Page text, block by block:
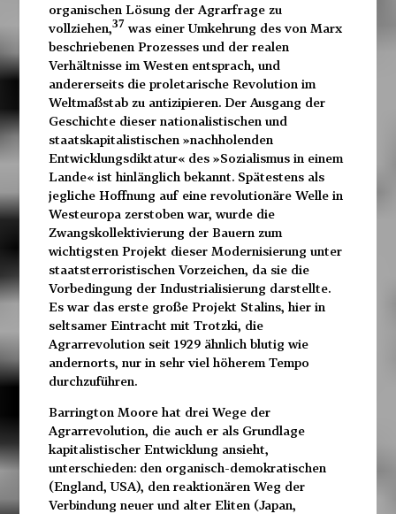
organischen Lösung der Agrarfrage zu
vollziehen,37 was einer Umkehrung des von Marx
beschriebenen Prozesses und der realen
Verhältnisse im Westen entsprach, und
andererseits die proletarische Revolution im
Weltmaßstab zu antizipieren. Der Ausgang der
Geschichte dieser nationalistischen und
staatskapitalistischen »nachholenden
Entwicklungsdiktatur« des »Sozialismus in einem
Lande« ist hinlänglich bekannt. Spätestens als
jegliche Hoffnung auf eine revolutionäre Welle in
Westeuropa zerstoben war, wurde die
Zwangskollektivierung der Bauern zum
wichtigsten Projekt dieser Modernisierung unter
staatsterroristischen Vorzeichen, da sie die
Vorbedingung der Industrialisierung darstellte.
Es war das erste große Projekt Stalins, hier in
seltsamer Eintracht mit Trotzki, die
Agrarrevolution seit 1929 ähnlich blutig wie
andernorts, nur in sehr viel höherem Tempo
durchzuführen.
Barrington Moore hat drei Wege der
Agrarrevolution, die auch er als Grundlage
kapitalistischer Entwicklung ansieht,
unterschieden: den organisch-demokratischen
(England, USA), den reaktionären Weg der
Verbindung neuer und alter Eliten (Japan,